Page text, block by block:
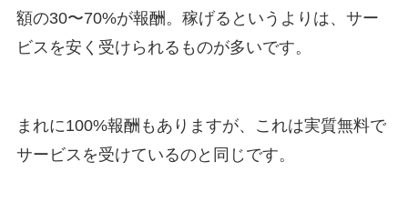
額の30〜70%が報酬。稼げるというよりは、サー
ビスを安く受けられるものが多いです。
まれに100%報酬もありますが、これは実質無料で
サービスを受けているのと同じです。